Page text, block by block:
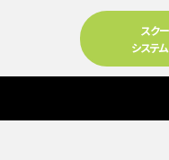
スク
システ